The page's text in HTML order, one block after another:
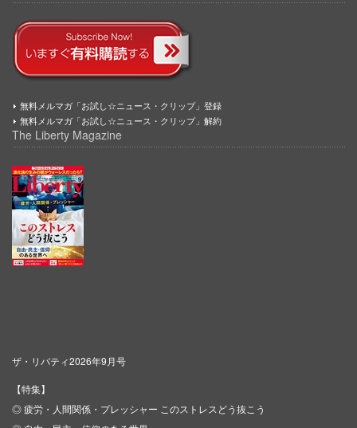
無料メルマガ「お試し☆ニュース・クリップ」登録
無料メルマガ「お試し☆ニュース・クリップ」解約
The Liberty Magazine
ザ・リバティ2026年9月号
【特集】
◎ 疲労・人間関係・プレッシャー このストレスどう抜こう